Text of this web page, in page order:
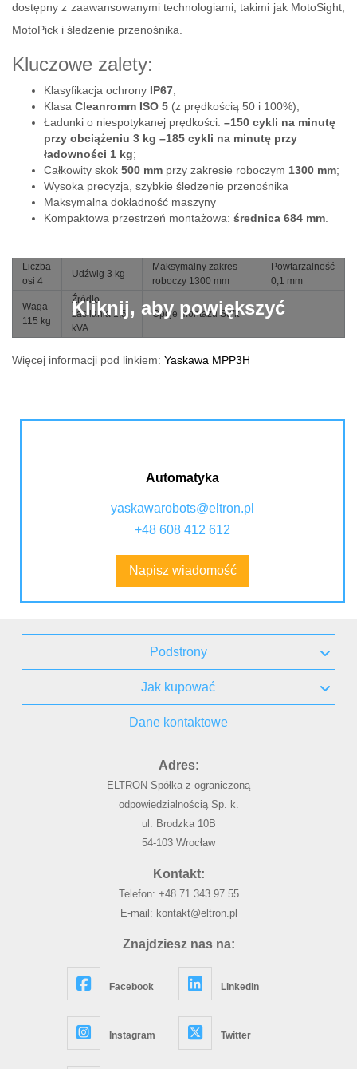
dostępny z zaawansowanymi technologiami, takimi jak MotoSight,
MotoPick i śledzenie przenośnika.
Kluczowe zalety:
Klasyfikacja ochrony IP67;
Klasa Cleanromm ISO 5 (z prędkością 50 i 100%);
Ładunki o niespotykanej prędkości: –150 cykli na minutę
przy obciążeniu 3 kg –185 cykli na minutę przy
ładowności 1 kg;
Całkowity skok 500 mm przy zakresie roboczym 1300 mm;
Wysoka precyzja, szybkie śledzenie przenośnika
Maksymalna dokładność maszyny
Kompaktowa przestrzeń montażowa: średnica 684 mm.
Liczba
osi 4
Udźwig 3 kg
Maksymalny zakres
roboczy 1300 mm
Powtarzalność
0,1 mm
Waga
115 kg
Źródło
zasilania 1,5
kVA
Opcje montażu Sufit
Kliknij, aby powiększyć
Więcej informacji pod linkiem: Yaskawa MPP3H
Automatyka
yaskawarobots@eltron.pl
+48 608 412 612
Napisz wiadomość
Podstrony
Jak kupować
Dane kontaktowe
Adres:
ELTRON Spółka z ograniczoną
odpowiedzialnością Sp. k.
ul. Brodzka 10B
54-103 Wrocław
Kontakt:
Telefon: +48 71 343 97 55
E-mail: kontakt@eltron.pl
Znajdziesz nas na:
Facebook Linkedin
Instagram Twitter